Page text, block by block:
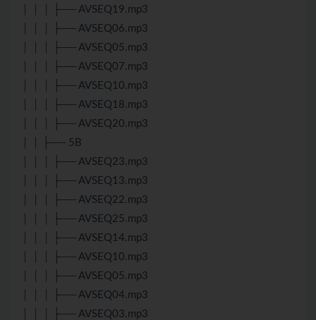
│ │ │ ├── AVSEQ19.mp3
│ │ │ ├── AVSEQ06.mp3
│ │ │ ├── AVSEQ05.mp3
│ │ │ ├── AVSEQ07.mp3
│ │ │ ├── AVSEQ10.mp3
│ │ │ ├── AVSEQ18.mp3
│ │ │ ├── AVSEQ20.mp3
│ │ ├── 5B
│ │ │ ├── AVSEQ23.mp3
│ │ │ ├── AVSEQ13.mp3
│ │ │ ├── AVSEQ22.mp3
│ │ │ ├── AVSEQ25.mp3
│ │ │ ├── AVSEQ14.mp3
│ │ │ ├── AVSEQ10.mp3
│ │ │ ├── AVSEQ05.mp3
│ │ │ ├── AVSEQ04.mp3
│ │ │ ├── AVSEQ03.mp3